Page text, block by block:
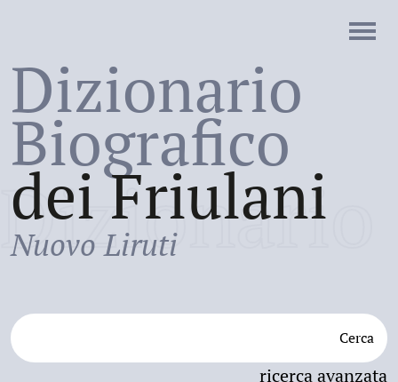
Dizionario
Biografico
dei Friulani
Nuovo Liruti
Cerca
ricerca avanzata
Dizionario